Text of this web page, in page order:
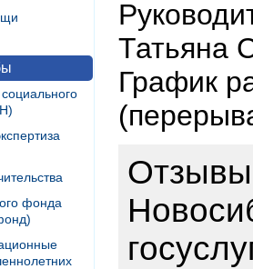
фонда
Татьяна
График